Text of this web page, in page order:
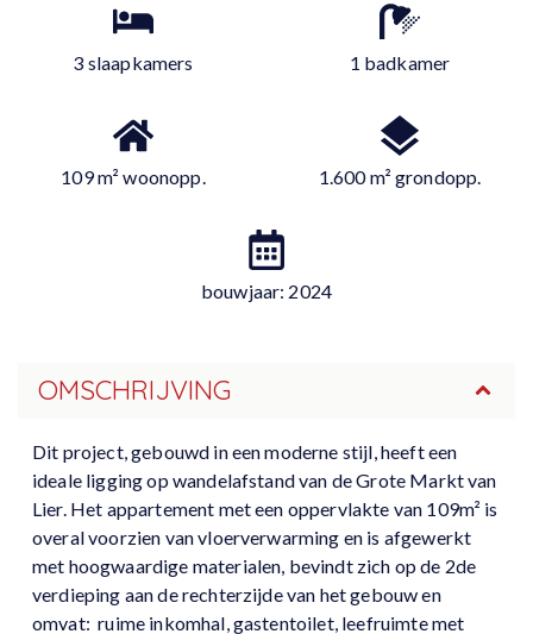
3 slaapkamers 1 badkamer
109 m² woonopp. 1.600 m² grondopp.
bouwjaar: 2024
OMSCHRIJVING
Dit project, gebouwd in een moderne stijl, heeft een
ideale ligging op wandelafstand van de Grote Markt van
Lier. Het appartement met een oppervlakte van 109m² is
overal voorzien van vloerverwarming en is afgewerkt
met hoogwaardige materialen, bevindt zich op de 2de
verdieping aan de rechterzijde van het gebouw en
omvat: ruime inkomhal, gastentoilet, leefruimte met